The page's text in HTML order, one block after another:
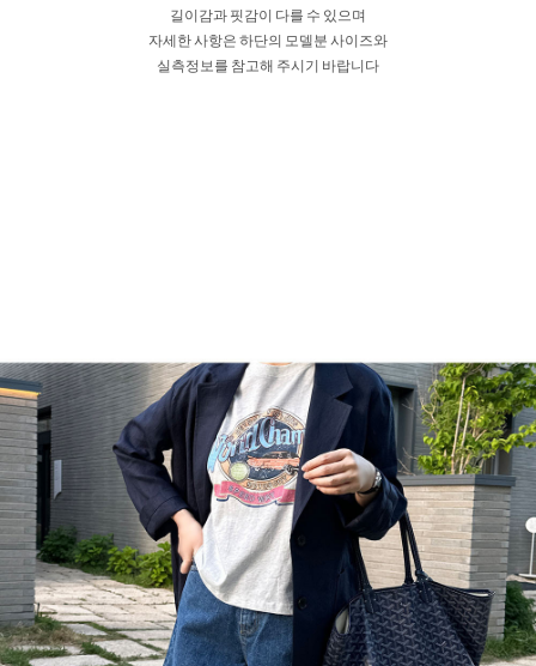
길이감과 핏감이 다를 수 있으며
자세한 사항은 하단의 모델분 사이즈와
실측정보를 참고해 주시기 바랍니다